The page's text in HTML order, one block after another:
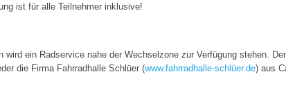
ist für alle Teilnehmer inklusive!
wird ein Radservice nahe der Wechselzone zur Verfügung stehen.
die Firma Fahrradhalle Schlüer (www.fahrradhalle-schlüer.de) aus